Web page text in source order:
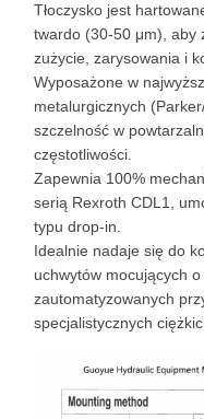
Tłoczysko jest
twardo (30-50 μm), aby
zużycie, zarysowania i
Wyposażone w
metalurgicznych
szczelność w
częstotliwości.
Zapewnia 100%
serią Rexroth CDL1,
typu drop-in.
Idealnie nadaje się do
uchwytów mocujących
zautomatyzowanych
specjalistycznych